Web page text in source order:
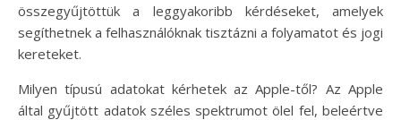
összegyűjtöttük a leggyakoribb kérdéseket, amelyek
segíthetnek a felhasználóknak tisztázni a folyamatot és jogi
kereteket.
Milyen típusú adatokat kérhetek az Apple-től? Az Apple
által gyűjtött adatok széles spektrumot ölel fel, beleértve